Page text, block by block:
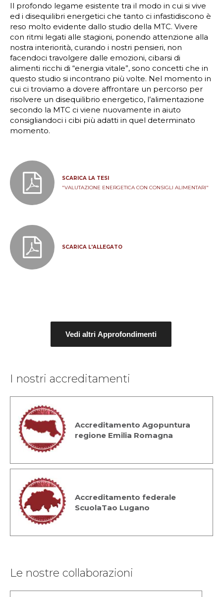
Il profondo legame esistente tra il modo in cui si vive
ed i disequilibri energetici che tanto ci infastidiscono è
reso molto evidente dallo studio della MTC. Vivere
con ritmi legati alle stagioni, ponendo attenzione alla
nostra interiorità, curando i nostri pensieri, non
facendoci travolgere dalle emozioni, cibarsi di
alimenti ricchi di “energia vitale”, sono concetti che in
questo studio si incontrano più volte. Nel momento in
cui ci troviamo a dovere affrontare un percorso per
risolvere un disequilibrio energetico, l’alimentazione
secondo la MTC ci viene nuovamente in aiuto
consigliandoci i cibi più adatti in quel determinato
momento.
SCARICA LA TESI
"VALUTAZIONE ENERGETICA CON CONSIGLI ALIMENTARI"
SCARICA L'ALLEGATO
Vedi altri Approfondimenti
I nostri accreditamenti
Accreditamento Agopuntura
regione Emilia Romagna
Accreditamento federale
ScuolaTao Lugano
Le nostre collaborazioni